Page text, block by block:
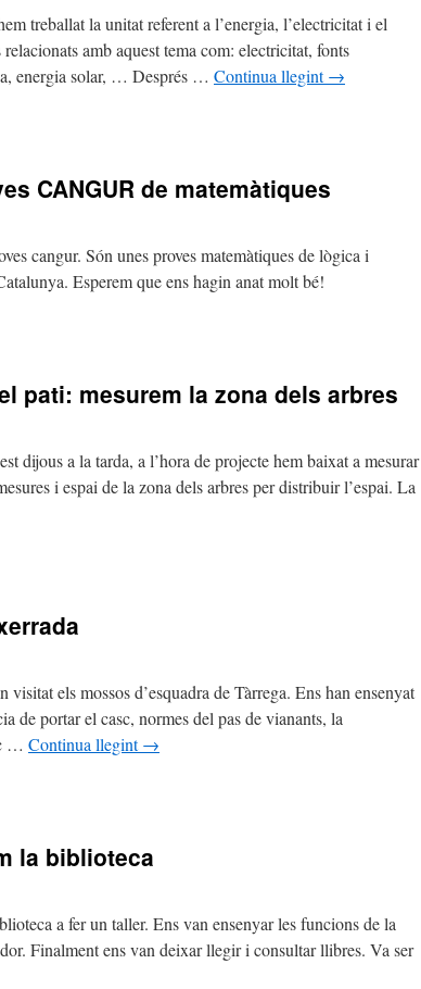
treballat la unitat referent a l’energia, l’electricitat i el
amb aquest tema com: electricitat, fonts
energia solar, … Després … Continua llegint→
CANGUR de matemàtiques
cangur. Són unes proves matemàtiques de lògica i
Esperem que ens hagin anat molt bé!
pati: mesurem la zona dels arbres
dijous a la tarda, a l’hora de projecte hem baixat a mesurar
i espai de la zona dels arbres per distribuir l’espai. La
els mossos d’esquadra de Tàrrega. Ens han ensenyat
de portar el casc, normes del pas de vianants, la
… Continua llegint→
la biblioteca
a fer un taller. Ens van ensenyar les funcions de la
Finalment ens van deixar llegir i consultar llibres. Va ser